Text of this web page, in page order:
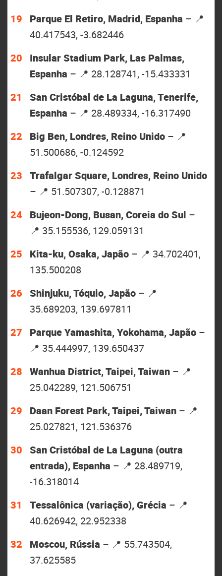
Parque El Retiro, Madrid, Espanha – 📍
40.417543, -3.682446
Insular Stadium Park, Las Palmas,
Espanha – 📍 28.128741, -15.433331
San Cristóbal de La Laguna, Tenerife,
Espanha – 📍 28.489334, -16.317490
Big Ben, Londres, Reino Unido – 📍
51.500686, -0.124592
Trafalgar Square, Londres, Reino Unido
– 📍 51.507307, -0.128871
Bujeon-Dong, Busan, Coreia do Sul –
📍 35.155536, 129.059131
Kita-ku, Osaka, Japão – 📍 34.702401,
135.500208
Shinjuku, Tóquio, Japão – 📍
35.689203, 139.697811
Parque Yamashita, Yokohama, Japão –
📍 35.444997, 139.650437
Wanhua District, Taipei, Taiwan – 📍
25.042289, 121.506751
Daan Forest Park, Taipei, Taiwan – 📍
25.027821, 121.536376
San Cristóbal de La Laguna (outra
entrada), Espanha – 📍 28.489719,
-16.318014
Tessalônica (variação), Grécia – 📍
40.626942, 22.952338
Moscou, Rússia – 📍 55.743504,
37.625585